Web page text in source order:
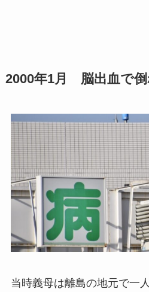
2000年1月 脳出血で倒
当時義母は離島の地元で一